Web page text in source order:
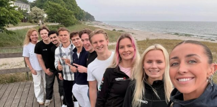
Om VVS Aktuelt
Kontakt oss:
Abonner på fagbladet Byggfakta Nyheter
Annonsere i VVS Aktuelt
Kontakt oss